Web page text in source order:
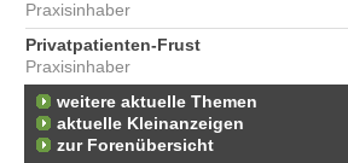
Praxisinhaber
Privatpatienten-Frust
Praxisinhaber
weitere aktuelle Themen
aktuelle Kleinanzeigen
zur Forenübersicht